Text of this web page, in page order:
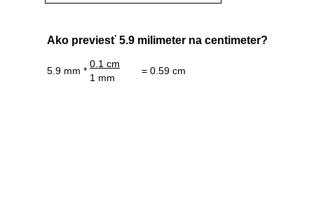
Ako previesť 5.9 milimeter na centimeter?
5.9 mm *
0.1 cm
= 0.59 cm
1 mm